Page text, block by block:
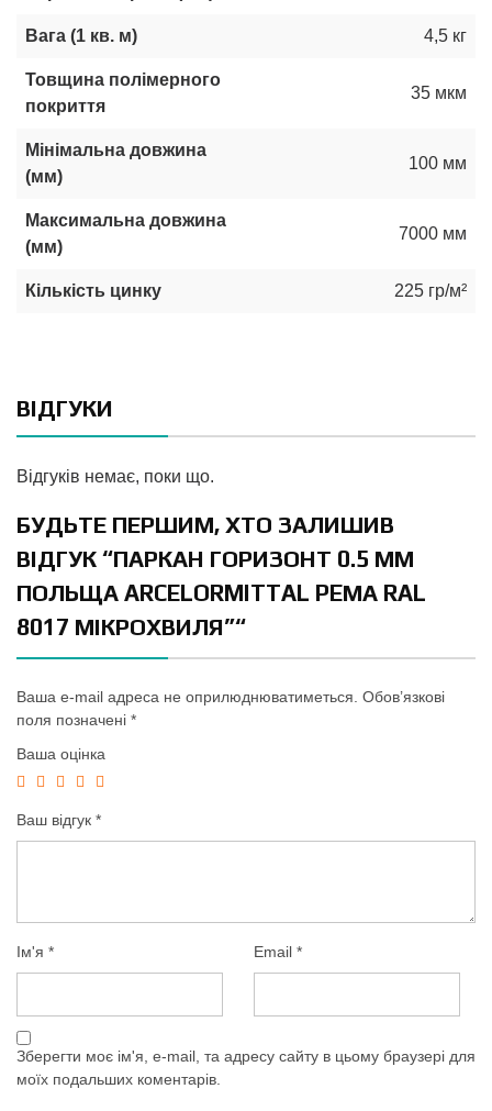
Вага (1 кв. м) 4,5 кг
Товщина полімерного
покриття
35 мкм
Мінімальна довжина
(мм)
100 мм
Максимальна довжина
(мм)
7000 мм
Кількість цинку 225 гр/м²
ВІДГУКИ
Відгуків немає, поки що.
БУДЬТЕ ПЕРШИМ, ХТО ЗАЛИШИВ
ВІДГУК “ПАРКАН ГОРИЗОНТ 0.5 ММ
ПОЛЬЩА ARCELORMITTAL PEМА RAL
8017 МІКРОХВИЛЯ”“
Ваша e-mail адреса не оприлюднюватиметься. Обов’язкові
поля позначені *
Ваша оцінка
Ваш відгук *
Ім'я * Email*
Зберегти моє ім'я, e-mail, та адресу сайту в цьому браузері для
моїх подальших коментарів.